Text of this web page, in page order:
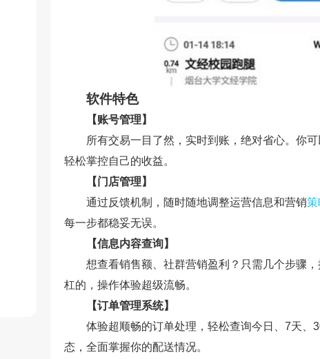
软件特色
【账号管理】
所有交易一目了然，实时到账，绝对省心。你
轻松掌控自己的收益。
【门店管理】
通过反馈机制，随时随地调整运营信息和营销策
每一步都稳妥无误。
【信息内容查询】
想查看销售额、社群营销盈利？只需几个步骤
杠的，操作体验超级流畅。
【订单管理系统】
体验超顺畅的订单处理，轻松查询今日、7天、
态，全面掌握你的配送情况。